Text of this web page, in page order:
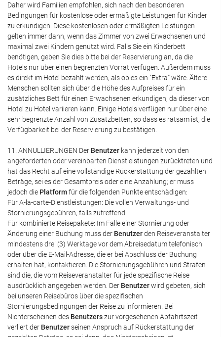
Daher wird Familien empfohlen, sich nach den besonderen
Bedingungen für kostenlose oder ermäßigte Leistungen für Kinder
zu erkundigen. Diese kostenlosen oder ermäßigten Leistungen
gelten immer dann, wenn das Zimmer von zwei Erwachsenen und
maximal zwei Kindern genutzt wird. Falls Sie ein Kinderbett
benötigen, geben Sie dies bitte bei der Reservierung an, da die
Hotels nur über einen begrenzten Vorrat verfügen. Außerdem muss
es direkt im Hotel bezahlt werden, als ob es ein "Extra" wäre. Ältere
Menschen sollten sich über die Höhe des Aufpreises für ein
zusätzliches Bett für einen Erwachsenen erkundigen, da dieser von
Hotel zu Hotel variieren kann. Einige Hotels verfügen nur über eine
sehr begrenzte Anzahl von Zusatzbetten, so dass es ratsam ist, die
Verfügbarkeit bei der Reservierung zu bestätigen.
11. ANNULLIERUNGEN Der Benutzer kann jederzeit von den
angeforderten oder vereinbarten Dienstleistungen zurücktreten und
hat das Recht auf eine vollständige Rückerstattung der gezahlten
Beträge, sei es der Gesamtpreis oder eine Anzahlung; er muss
jedoch die Platformfür die folgenden Punkte entschädigen:
Für A-la-carte-Dienstleistungen: Die vollen Verwaltungs- und
Stornierungsgebühren, falls zutreffend.
Für kombinierte Reisepakete: Im Falle einer Stornierung oder
Änderung einer Buchung muss der Benutzerden Reiseveranstalter
mindestens drei (3) Werktage vor dem Abreisedatum telefonisch
oder über die E-Mail-Adresse, die er bei Abschluss der Buchung
erhalten hat, kontaktieren. Die Stornierungsgebühren und Strafen
sind die, die vom Reiseveranstalter für jede spezifische Reise
ausdrücklich angegeben werden. Der Benutzerwird gebeten, sich
bei unseren Reisebüros über die spezifischen
Stornierungsbedingungen der Reise zu informieren. Bei
Nichterscheinen des Benutzerszur vorgesehenen Abfahrtszeit
verliert der Benutzerseinen Anspruch auf Rückerstattung der